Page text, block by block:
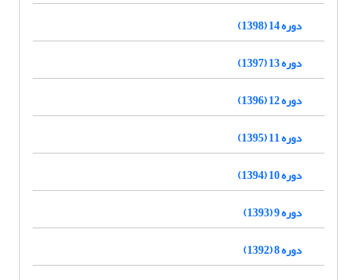
دوره 14 (1398)
دوره 13 (1397)
دوره 12 (1396)
دوره 11 (1395)
دوره 10 (1394)
دوره 9 (1393)
دوره 8 (1392)